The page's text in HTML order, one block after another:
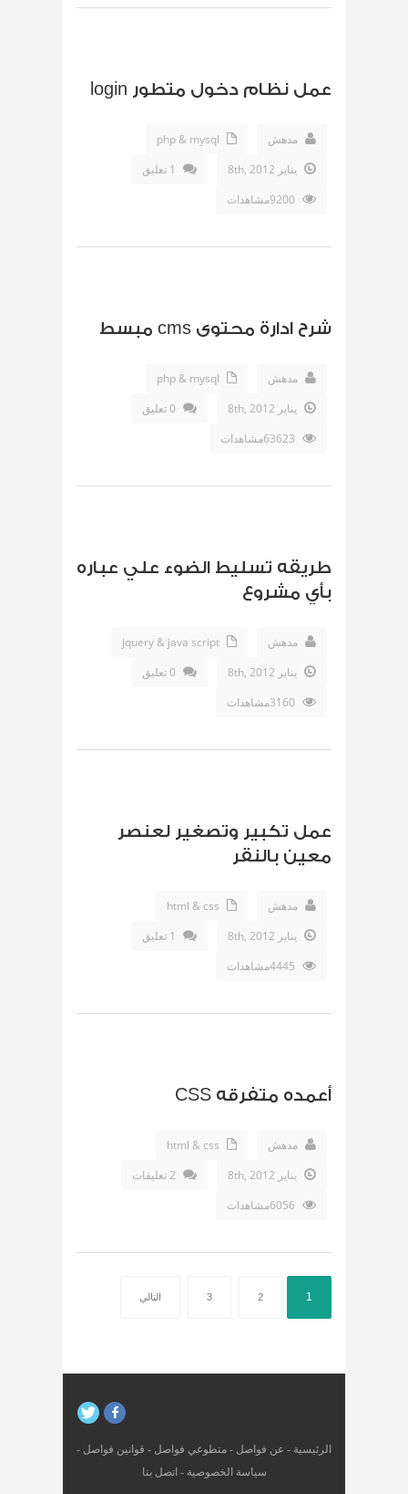
عمل نظام دخول متطور login
مدهش
php & mysql
يناير 8th, 2012
1 تعليق
شرح ادارة محتوى cms مبسط
مدهش
php & mysql
يناير 8th, 2012
0 تعليق
طريقه تسليط الضوء علي عباره
بأي مشروع
مدهش
jquery & java script
يناير 8th, 2012
0 تعليق
عمل تكبير وتصغير لعنصر
معين بالنقر
مدهش
html & css
يناير 8th, 2012
1 تعليق
أعمده متفرقه CSS
مدهش
html & css
يناير 8th, 2012
2 تعليقات
1
2
3 التالي
الرئيسية - عن فواصل - متطوعي فواصل - قوانين فواصل -
سياسة الخصوصية - اتصل بنا